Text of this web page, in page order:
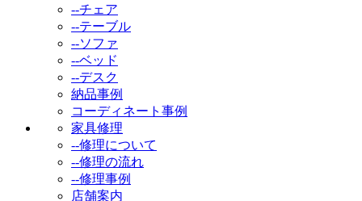
--チェア
--テーブル
--ソファ
--ベッド
--デスク
納品事例
コーディネート事例
家具修理
--修理について
--修理の流れ
--修理事例
店舗案内